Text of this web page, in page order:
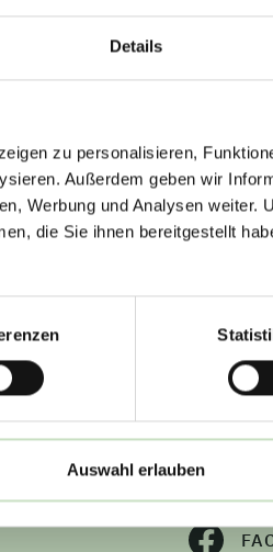
Details
zu personalisieren,
Außerdem geben wir
Werbung und Analysen weiter.
die Sie ihnen bereitgestellt
Auswahl erlauben
vorbei, diskutieren